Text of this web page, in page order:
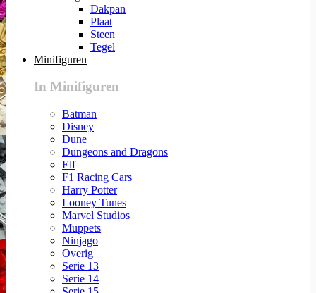
Dakpan
Plaat
Steen
Tegel
Minifiguren
In Minifiguren
Batman
Disney
Dune
Dungeons and Dragons
Elf
F1 Racing Cars
Harry Potter
Looney Tunes
Marvel Studios
Muppets
Ninjago
Overig
Serie 13
Serie 14